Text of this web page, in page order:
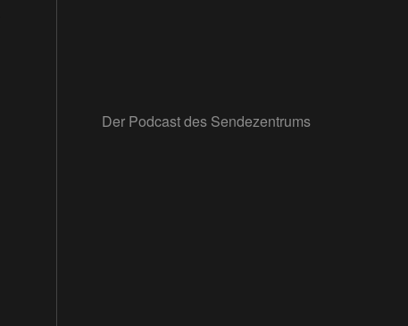
Der Podcast des Sendezentrums